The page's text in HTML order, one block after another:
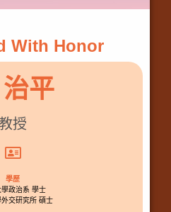
With Honor
平
授
學歷
政治系 學士
外交研究所 碩士